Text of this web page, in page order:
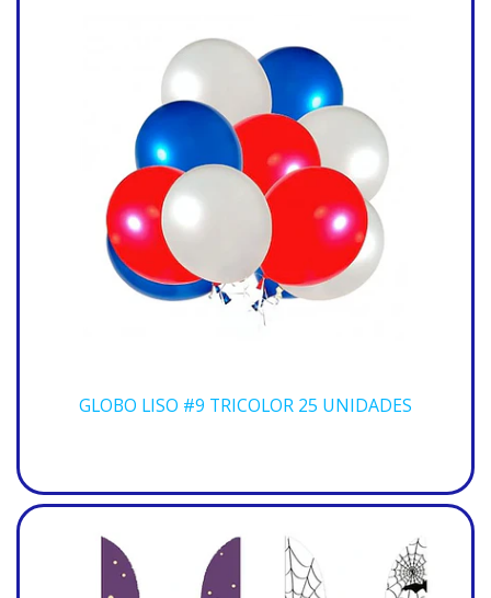
GLOBO LISO #9 TRICOLOR 25 UNIDADES